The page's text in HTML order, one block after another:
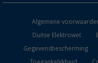
Campingmeubilair
Algemene
Duitse Elektrowet
Gegevensbescherming